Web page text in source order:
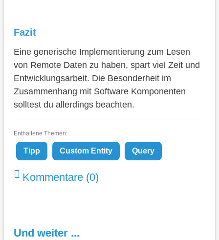
Fazit
Eine generische Implementierung zum Lesen
von Remote Daten zu haben, spart viel Zeit und
Entwicklungsarbeit. Die Besonderheit im
Zusammenhang mit Software Komponenten
solltest du allerdings beachten.
Enthaltene Themen:
Tipp Custom Entity Query
Kommentare (0)
Und weiter ...